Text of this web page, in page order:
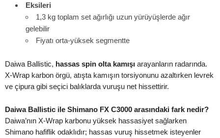
Eksileri
1,3 kg toplam set ağırlığı uzun yürüyüşlerde ağır
gelebilir
Fiyatı orta-yüksek segmentte
Daiwa Ballistic, hassas spin olta kamışı arayanların radarında.
X-Wrap karbon örgü, atışta kamışın torsiyonunu azaltırken levrek
ve çipura gibi seçici balıklarda vuruşu net hissettirir.
Daiwa Ballistic ile Shimano FX C3000 arasındaki fark nedir?
Daiwa’nın X-Wrap karbonu yüksek hassasiyet sağlarken
Shimano hafiflik odaklıdır; hassas vuruş hissetmek isteyenler